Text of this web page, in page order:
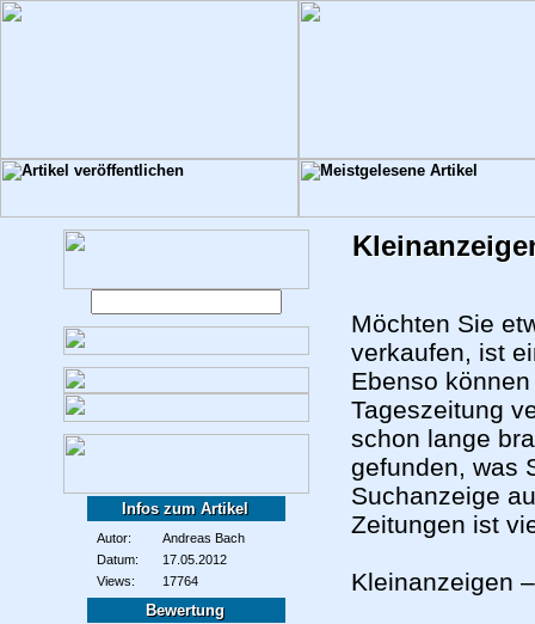
Infos zum Artikel
Autor:
Andreas Bach
Datum:
17.05.2012
Views:
17764
Bewertung
Möchten Sie
verkaufen, ist
Ebenso
Tageszeitung
schon lange
gefunden, was
Suchanzeige
Zeitungen ist
Kleinanzeigen